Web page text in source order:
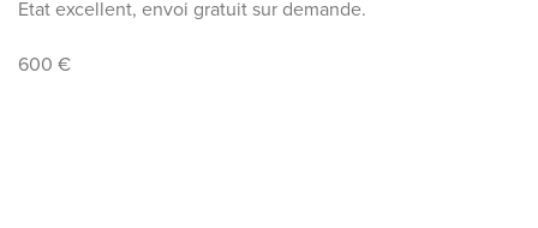
Etat excellent, envoi gratuit sur demande.
600 €